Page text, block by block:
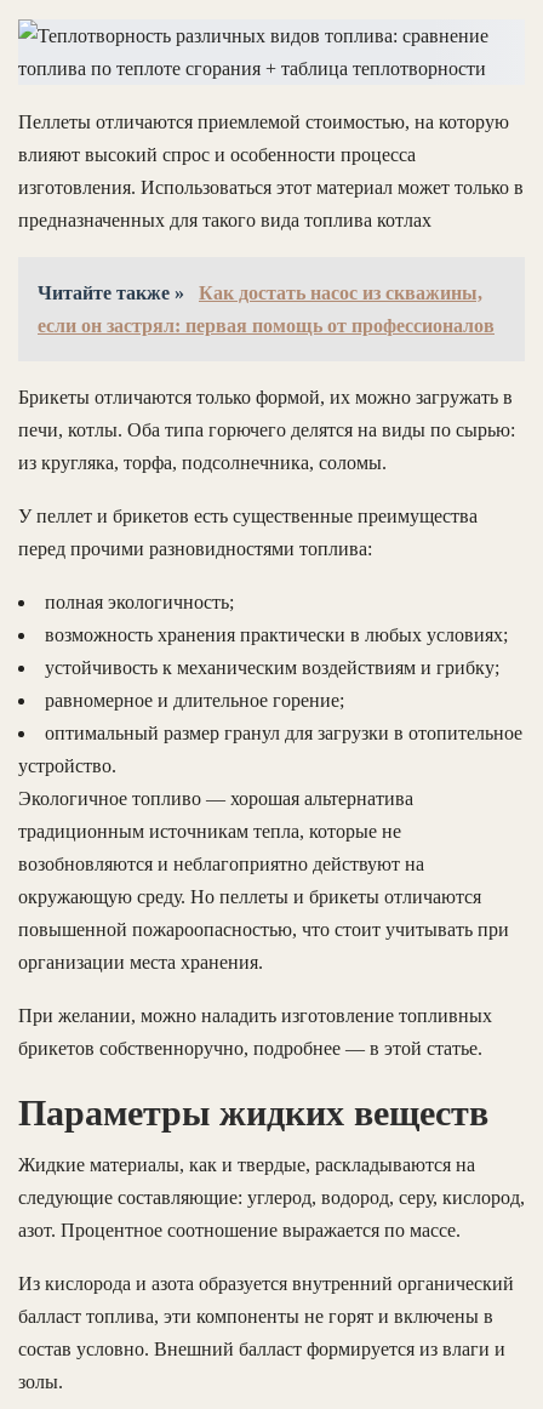
Пеллеты отличаются приемлемой стоимостью, на которую
влияют высокий спрос и особенности процесса
изготовления. Использоваться этот материал может только в
предназначенных для такого вида топлива котлах
Читайте также »
Как достать насос из скважины,
если он застрял: первая помощь от профессионалов
Брикеты отличаются только формой, их можно загружать в
печи, котлы. Оба типа горючего делятся на виды по сырью:
из кругляка, торфа, подсолнечника, соломы.
У пеллет и брикетов есть существенные преимущества
перед прочими разновидностями топлива:
полная экологичность;
возможность хранения практически в любых условиях;
устойчивость к механическим воздействиям и грибку;
равномерное и длительное горение;
оптимальный размер гранул для загрузки в отопительное
устройство.
Экологичное топливо — хорошая альтернатива
традиционным источникам тепла, которые не
возобновляются и неблагоприятно действуют на
окружающую среду. Но пеллеты и брикеты отличаются
повышенной пожароопасностью, что стоит учитывать при
организации места хранения.
При желании, можно наладить изготовление топливных
брикетов собственноручно, подробнее — в этой статье.
Параметры жидких веществ
Жидкие материалы, как и твердые, раскладываются на
следующие составляющие: углерод, водород, серу, кислород,
азот. Процентное соотношение выражается по массе.
Из кислорода и азота образуется внутренний органический
балласт топлива, эти компоненты не горят и включены в
состав условно. Внешний балласт формируется из влаги и
золы.